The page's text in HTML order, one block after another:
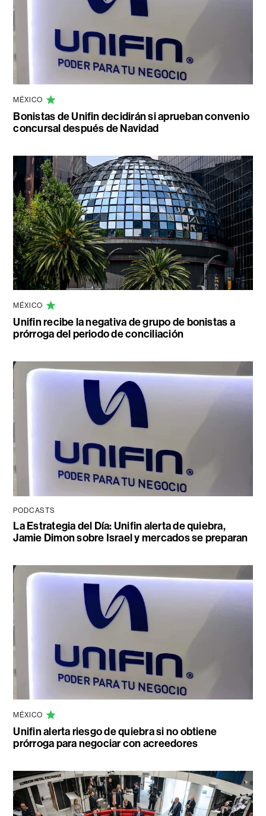
MÉXICO
Bonistas de Unifin decidirán si aprueban convenio
concursal después de Navidad
MÉXICO
Unifin recibe la negativa de grupo de bonistas a
prórroga del periodo de conciliación
PODCASTS
La Estrategia del Día: Unifin alerta de quiebra,
Jamie Dimon sobre Israel y mercados se preparan
MÉXICO
Unifin alerta riesgo de quiebra si no obtiene
prórroga para negociar con acreedores